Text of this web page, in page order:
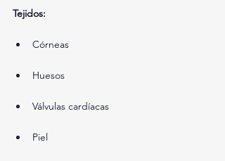
Tejidos:
Córneas
Huesos
Válvulas cardíacas
Piel